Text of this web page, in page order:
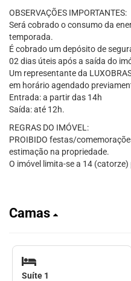
OBSERVAÇÕES IMPORTANTES:
Será cobrado o consumo da
temporada.
É cobrado um depósito de
02 dias úteis após a saída do
Um representante da
em horário agendado
Entrada: a partir das 14h
Saída: até 12h.
REGRAS DO IMÓVEL:
PROIBIDO festas/
estimação na propriedade.
O imóvel limita-se a 14
Camas
Suíte 1